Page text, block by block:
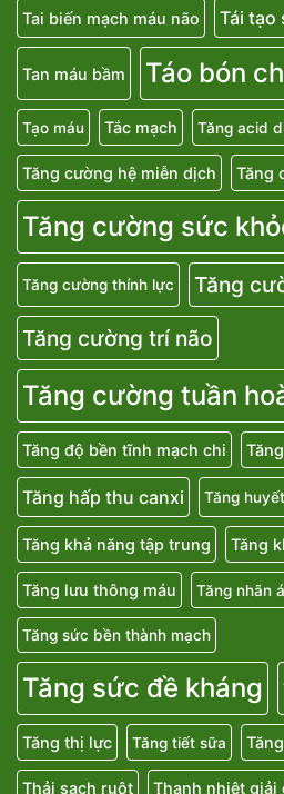
Tai biến mạch máu não Tái tạo
Tan máu bầm Táo bón
Tạo máu Tắc mạch Tăng acid
Tăng cường hệ miễn dịch Tăng
Tăng cường sức
Tăng cường thính lực
Tăng
Tăng cường trí não
Tăng cường tuần
Tăng độ bền tĩnh mạch chi
Tăng hấp thu canxi Tăng
Tăng khả năng tập trung Tăng
Tăng lưu thông máu Tăng nhãn
Tăng sức bền thành mạch
Tăng sức đề kháng
Tăng thị lực Tăng tiết sữa
Thải sạch ruột Thanh nhiệt giải